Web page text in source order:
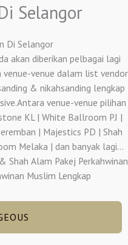
Selangor
Di Selangor
akan diberikan pelbagai lagi
venue dalam list vendor
& nikahsanding lengkap
venue-venue pilihan
KL | White Ballroom PJ |
| Majestics PD | Shah
Melaka | dan banyak lagi…
Shah Alam Pakej Perkahwinan
Muslim Lengkap